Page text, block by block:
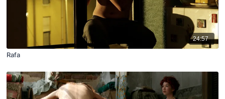
24:57
Rafa